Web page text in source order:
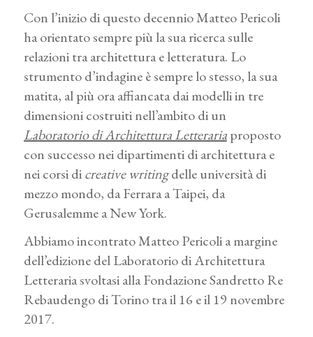
Con l’inizio di questo decennio Matteo Pericoli
ha orientato sempre più la sua ricerca sulle
relazioni tra architettura e letteratura. Lo
strumento d’indagine è sempre lo stesso, la sua
matita, al più ora affiancata dai modelli in tre
dimensioni costruiti nell’ambito di un
Laboratorio di Architettura Letterariaproposto
con successo nei dipartimenti di architettura e
nei corsi dicreative writingdelle università di
mezzo mondo, da Ferrara a Taipei, da
Gerusalemme a New York.
Abbiamo incontrato Matteo Pericoli a margine
dell’edizione del Laboratorio di Architettura
Letteraria svoltasi alla Fondazione Sandretto Re
Rebaudengo di Torino tra il 16 e il 19 novembre
2017.